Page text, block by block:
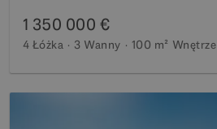
1 350 000 €
4 Łóżka 3 Wanny 100 m² Wnętrze